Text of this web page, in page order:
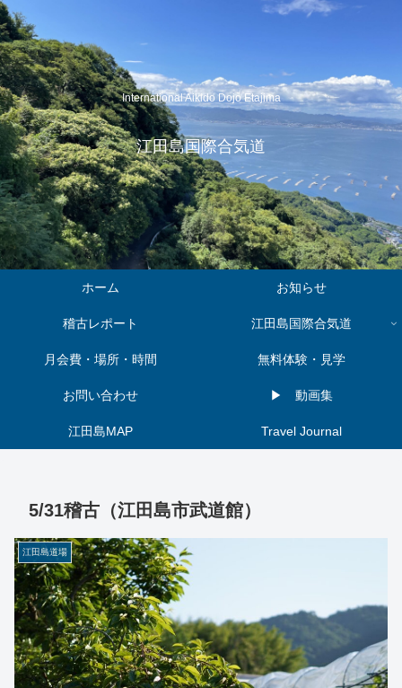
International Aikido Dojo Etajima
江田島国際合気道
ホーム お知らせ
稽古レポート 江田島国際合気道
月会費・場所・時間 無料体験・見学
お問い合わせ ▶︎ 動画集
江田島MAP Travel Journal
5/31稽古（江田島市武道館）
江田島道場